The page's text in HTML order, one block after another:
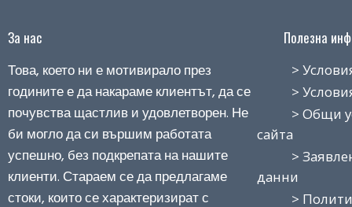
За нас
Това, което ни е мотивирало през
годините е да накараме клиентът, да се
почувства щастлив и удовлетворен. Не
би могло да си вършим работата
успешно, без подкрепата на нашите
клиенти. Стараем се да предлагаме
стоки, които се характеризират с
Полезна
> Условия
> Условия
> Общи
сайта
>
данни
>